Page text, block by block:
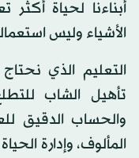
أبناءنا لحياة أكثر
الأشياء وليس
التعليم الذي
تأهيل الشاب
والحساب الدقيق
المألوف، وإدارة